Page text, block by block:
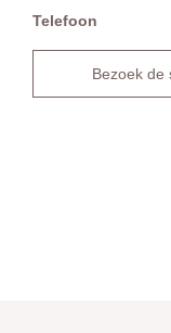
Telefoon
Bezoek de